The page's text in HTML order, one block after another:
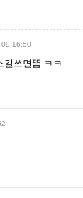
09 16:50
킬쓰면뜸 ㅋㅋ